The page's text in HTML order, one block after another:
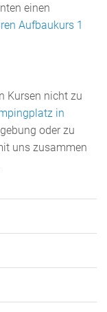
einen
Aufbaukurs 1
Kursen nicht zu
in
oder zu
uns zusammen